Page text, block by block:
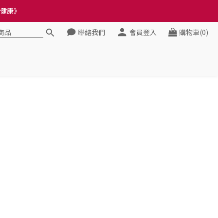
會影響前往結帳
誤會影響前往結帳
聯絡我們 會員登入 購物車(0)